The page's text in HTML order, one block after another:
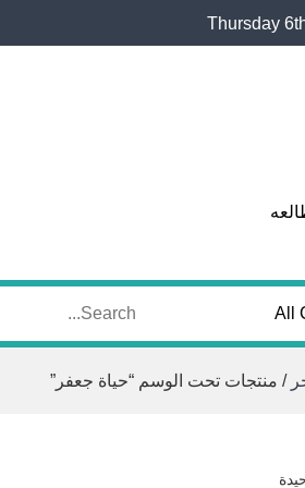
Thursday
/ منتجات تحت الوسم “حياة جعفر”